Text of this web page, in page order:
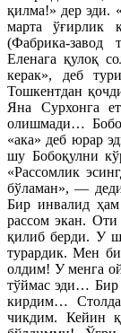
қилма!» дер эди.
марта ўғирлик
(Фабрика-завод
Еленага қулоқ
керак», деб
Тошкентдан
Яна Сурхонга
олишмади…
«ака» деб юрар
шу Бобоқулни
«Рассомлик
бўламан», —
Бир инвалид
рассом экан.
қилиб берди. У
турардик. Мен
олдим! У менга
тўймас эди… Бир
кирдим…
чикдим. Кейин